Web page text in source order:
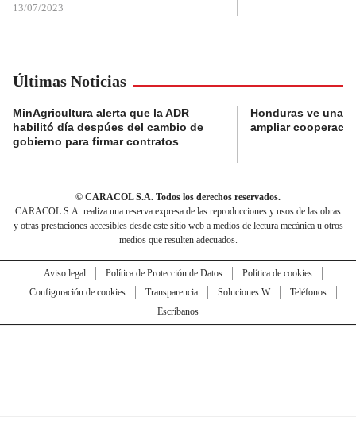
13/07/2023
Últimas Noticias
MinAgricultura alerta que la ADR
habilitó día despúes del cambio de
gobierno para firmar contratos
Honduras ve una
ampliar
© CARACOL S.A. Todos los derechos reservados.
CARACOL S.A. realiza una reserva expresa de las reproducciones y usos de las obras
y otras prestaciones accesibles desde este sitio web a medios de lectura mecánica u otros
medios que resulten adecuados.
Aviso legal Política de Protección de Datos
Política de cookies
Configuración de cookies
Transparencia Soluciones W
Teléfonos
Escríbanos